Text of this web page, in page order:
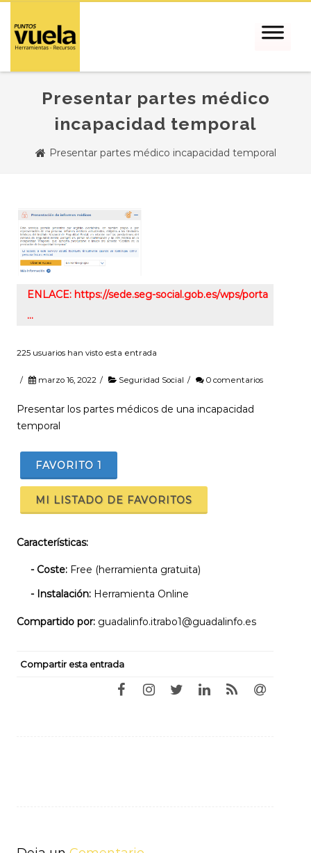
Presentar partes médico
incapacidad temporal
Presentar partes médico incapacidad temporal
ENLACE: https://sede.seg-social.gob.es/wps/porta
…
225 usuarios han visto esta entrada
/ marzo 16, 2022 / Seguridad Social / 0 comentarios
Presentar los partes médicos de una incapacidad
temporal
FAVORITO 1
MI LISTADO DE FAVORITOS
Características:
- Coste: Free (herramienta gratuita)
- Instalación: Herramienta Online
Compartido por: guadalinfo.itrabo1@guadalinfo.es
Compartir esta entrada